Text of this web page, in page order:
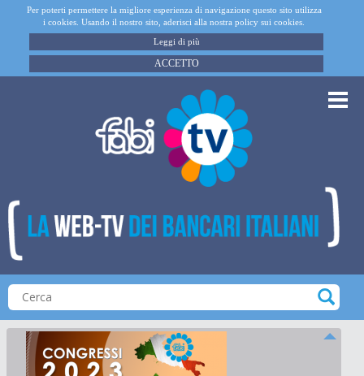
Per poterti permettere la migliore esperienza di navigazione questo sito utilizza
i cookies. Usando il nostro sito, aderisci alla nostra policy sui cookies.
Leggi di più
ACCETTO